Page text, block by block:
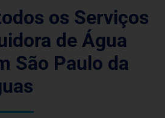
os Serviços
de Água
São Paulo da